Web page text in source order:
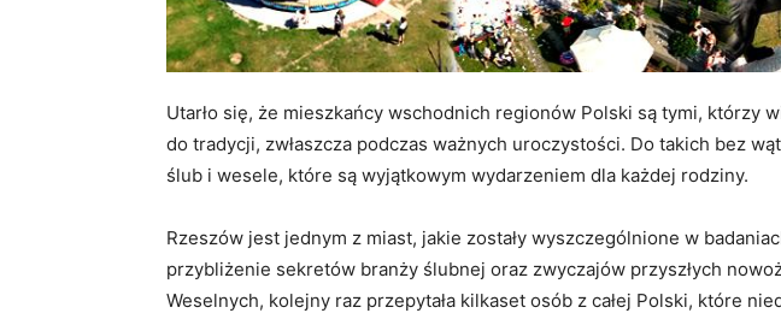
Utarło się, że mieszkańcy wschodnich regionów Polski są tymi, którzy
do tradycji, zwłaszcza podczas ważnych uroczystości. Do takich bez
ślub i wesele, które są wyjątkowym wydarzeniem dla każdej rodziny.
Rzeszów jest jednym z miast, jakie zostały wyszczególnione w
przybliżenie sekretów branży ślubnej oraz zwyczajów przyszłych
Weselnych, kolejny raz przepytała kilkaset osób z całej Polski, które